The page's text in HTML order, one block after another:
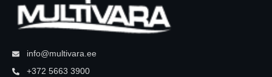
info@multivara.ee
+372 5663 3900